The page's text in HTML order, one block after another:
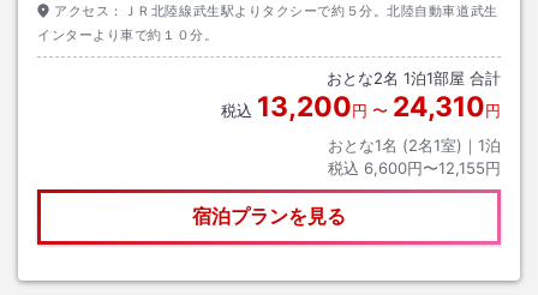
アクセス：
ＪＲ北陸線武生駅よりタクシーで約５分。北陸自動車道武生
インターより車で約１０分。
おとな2名 1泊1部屋 合計
税込 13,200円 〜 24,310円
おとな1名 (2名1室)｜ 1泊
税込 6,600円〜12,155円
宿泊プランを見る